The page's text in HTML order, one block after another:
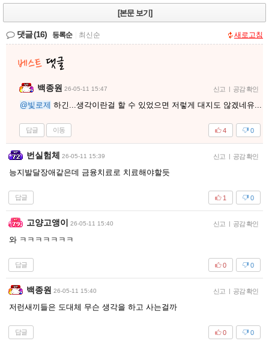
[본문 보기]
댓글(16) 등록순 최신순 새로고침
백종원 26-05-11 15:47 신고 | 공감 확인
@빛로제 하긴...생각이란걸 할 수 있었으면 저렇게 대지도 않겠네유...
답글 이동 0
4
번실험체 26-05-11 15:39 신고 | 공감 확인
능지발달장애같은데 금융치료로 치료해야할듯
답글 0
1
고양고앵이 26-05-11 15:40 신고 | 공감 확인
와 ㅋㅋㅋㅋㅋㅋㅋ
답글 0
0
백종원 26-05-11 15:40 신고 | 공감 확인
저런새끼들은 도대체 무슨 생각을 하고 사는걸까
답글 0
0